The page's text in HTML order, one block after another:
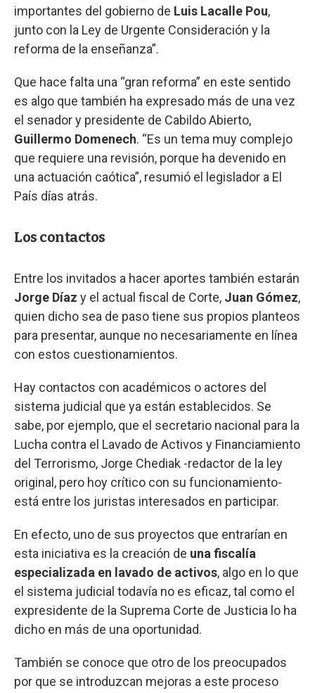
importantes del gobierno de Luis Lacalle Pou,
junto con la Ley de Urgente Consideración y la
reforma de la enseñanza”.
Que hace falta una “gran reforma” en este sentido
es algo que también ha expresado más de una vez
el senador y presidente de Cabildo Abierto,
Guillermo Domenech. “Es un tema muy complejo
que requiere una revisión, porque ha devenido en
una actuación caótica”, resumió el legislador a El
País días atrás.
Los contactos
Entre los invitados a hacer aportes también estarán
Jorge Díaz y el actual fiscal de Corte, Juan Gómez,
quien dicho sea de paso tiene sus propios planteos
para presentar, aunque no necesariamente en línea
con estos cuestionamientos.
Hay contactos con académicos o actores del
sistema judicial que ya están establecidos. Se
sabe, por ejemplo, que el secretario nacional para la
Lucha contra el Lavado de Activos y Financiamiento
del Terrorismo, Jorge Chediak -redactor de la ley
original, pero hoy crítico con su funcionamiento-
está entre los juristas interesados en participar.
En efecto, uno de sus proyectos que entrarían en
esta iniciativa es la creación de una fiscalía
especializada en lavado de activos, algo en lo que
el sistema judicial todavía no es eficaz, tal como el
expresidente de la Suprema Corte de Justicia lo ha
dicho en más de una oportunidad.
También se conoce que otro de los preocupados
por que se introduzcan mejoras a este proceso